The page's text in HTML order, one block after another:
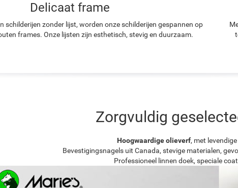
Delicaat frame
schilderijen zonder lijst, worden onze schilderijen gespannen op
frames. Onze lijsten zijn esthetisch, stevig en duurzaam.
Zorgvuldig
Hoogwaardige olieverf, met
Bevestigingsnagels uit Canada, stevige materialen,
Professioneel linnen doek, speciale